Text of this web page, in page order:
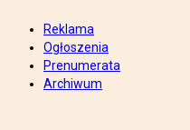
Reklama
Ogłoszenia
Prenumerata
Archiwum